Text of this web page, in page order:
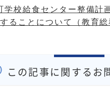
学校給食センター整備計
ることについて（教育
この記事に関するお